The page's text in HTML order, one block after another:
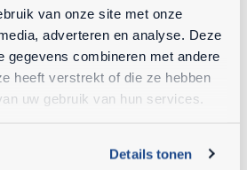
van onze site met onze
adverteren en analyse. Deze
gegevens combineren met andere
heeft verstrekt of die ze hebben
uw gebruik van hun services.
Details tonen
voor duw- en
vele toepassingen mogelijk
en een put plaatsen
per rups voor maximale